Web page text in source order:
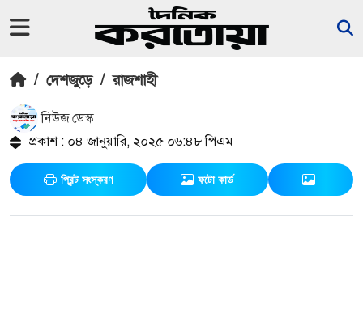
/ দেশজুড়ে / রাজশাহী
নিউজ ডেস্ক
প্রকাশ : ০৪ জানুয়ারি, ২০২৫ ০৬:৪৮ পিএম
প্রিন্ট সংস্করণ ফটো কার্ড